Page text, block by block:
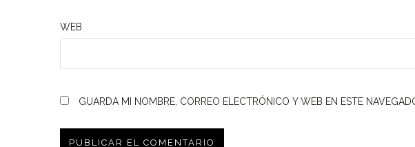
WEB
GUARDA MI NOMBRE, CORREO ELECTRÓNICO Y WEB EN ESTE